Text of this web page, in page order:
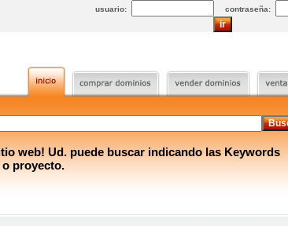
usuario:
contraseña:
web! Ud. puede buscar indicando las Keywords
proyecto.